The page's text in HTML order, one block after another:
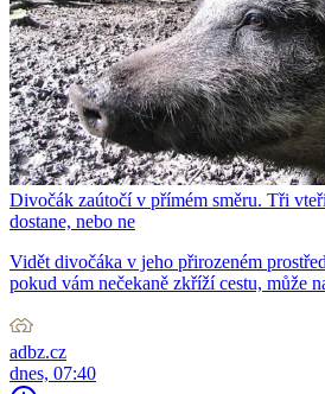
Divočák zaútočí v přímém směru. Tři
dostane, nebo ne
Vidět divočáka v jeho přirozeném
pokud vám nečekaně zkříží cestu, může
adbz.cz
dnes, 07:40